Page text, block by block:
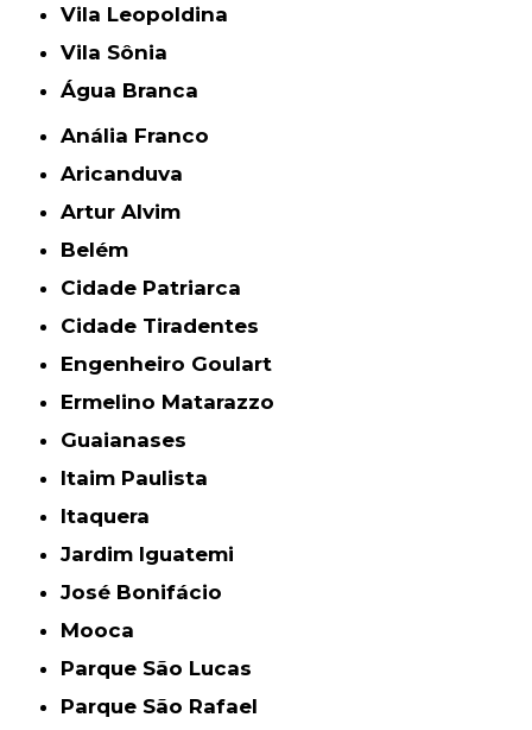
Vila Leopoldina
Vila Sônia
Água Branca
Anália Franco
Aricanduva
Artur Alvim
Belém
Cidade Patriarca
Cidade Tiradentes
Engenheiro Goulart
Ermelino Matarazzo
Guaianases
Itaim Paulista
Itaquera
Jardim Iguatemi
José Bonifácio
Mooca
Parque São Lucas
Parque São Rafael